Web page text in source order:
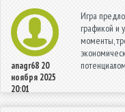
anagr68 20
ноября 2025
20:01
Игра
графикой и
моменты,